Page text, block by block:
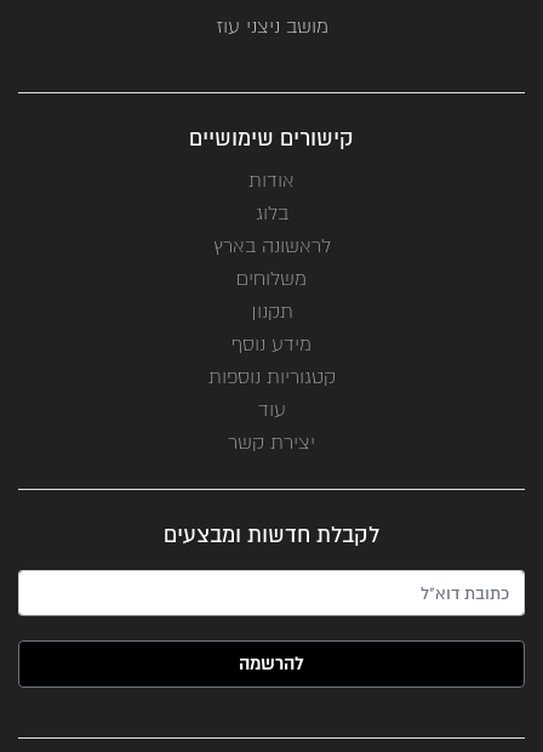
מושב ניצני עוז
קישורים שימושיים
אודות
בלוג
לראשונה בארץ
משלוחים
תקנון
מידע נוסף
קטגוריות נוספות
עוד
יצירת קשר
לקבלת חדשות ומבצעים
האימייל שלך (חובה)